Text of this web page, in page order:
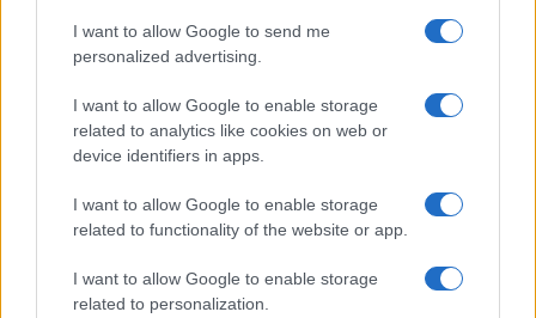
I want to allow Google to send me
personalized advertising.
I want to allow Google to enable storage
related to analytics like cookies on web or
device identifiers in apps.
I want to allow Google to enable storage
related to functionality of the website or app.
I want to allow Google to enable storage
related to personalization.
Michelle Hunziker in Gallura, bella anche dal